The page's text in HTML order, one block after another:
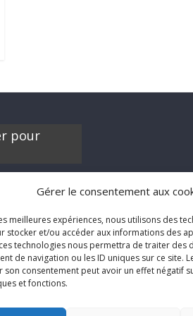
Gérer le consentement aux
meilleures expériences, nous utilisons des
stocker et/ou accéder aux informations des
technologies nous permettra de traiter des
de navigation ou les ID uniques sur ce site.
son consentement peut avoir un effet négatif
et fonctions.
pour
pas à nous
films, séries ou
: